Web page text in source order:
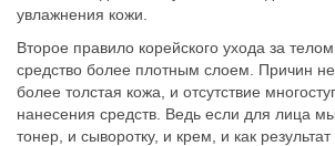
увлажнения кожи.
Второе правило корейского ухода за
средство более плотным слоем. Причин
более толстая кожа, и отсутствие
нанесения средств. Ведь если для лица
тонер, и сыворотку, и крем, и как